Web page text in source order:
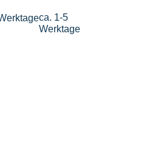
ca. 1-5
Werktage